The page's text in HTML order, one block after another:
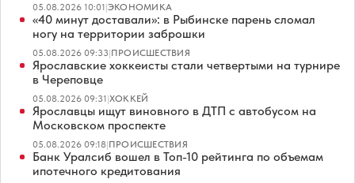
05.08.2026 10:01|ЭКОНОМИКА
«40 минут доставали»: в Рыбинске парень сломал
ногу на территории заброшки
05.08.2026 09:33|ПРОИСШЕСТВИЯ
Ярославские хоккеисты стали четвертыми на турнире
в Череповце
05.08.2026 09:31|ХОККЕЙ
Ярославцы ищут виновного в ДТП с автобусом на
Московском проспекте
05.08.2026 09:18|ПРОИСШЕСТВИЯ
Банк Уралсиб вошел в Топ-10 рейтинга по объемам
ипотечного кредитования